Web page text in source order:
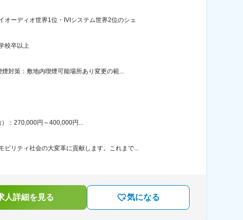
オーディオ世界1位・IVIシステム世界2位のシェ
校卒以上
対策：敷地内喫煙可能場所あり変更の範...
：270,000円～400,000円...
リティ社会の大変革に貢献します。これまで...
人詳細を見る 気になる